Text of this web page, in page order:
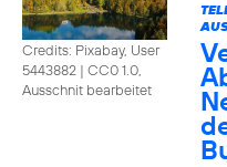
Credits: Pixabay, User
5443882 | CC0 1.0,
Ausschnit bearbeitet